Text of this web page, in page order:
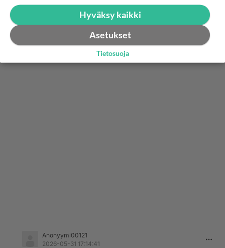
Ei vaan sama persu kuin ennenkin.
Kommentoi
Anonyymi00121
2026-05-31 17:14:41
Hyväksy kaikki
Asetukset
Tietosuoja